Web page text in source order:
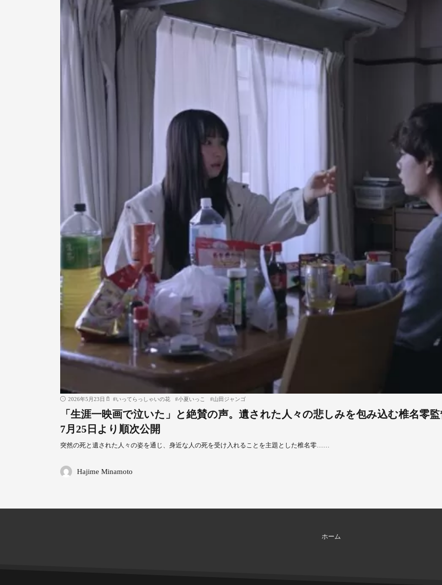
2026年5月23日 #いってらっしゃいの花 #小夏いっこ #山田ジャンゴ
「生涯一映画で泣いた」と絶賛の声。遺された人々の悲しみを包み込む椎名零
7月25日より順次公開
突然の死と遺された人々の姿を通じ、身近な人の死を受け入れることを主題とした椎名零……
Hajime Minamoto
ホーム